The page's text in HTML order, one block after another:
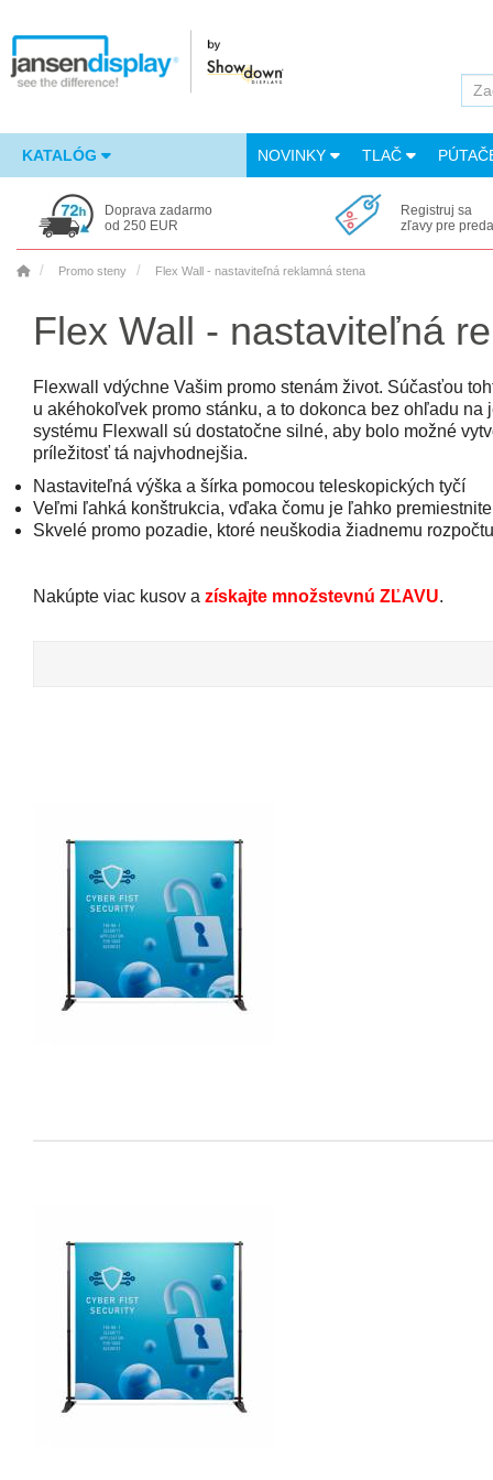
KATALÓG NOVINKY TLAČ
Doprava zadarmo
od 250 EUR
Registruj sa
zľavy pre
Promo steny Flex Wall - nastaviteľná reklamná stena
Flex Wall - nastaviteľná
Flexwall vdýchne Vašim promo stenám život. Súčasťou
u akéhokoľvek promo stánku, a to dokonca bez ohľadu
systému Flexwall sú dostatočne silné, aby bolo možné
príležitosť tá najvhodnejšia.
Nastaviteľná výška a šírka pomocou teleskopických tyčí
Veľmi ľahká konštrukcia, vďaka čomu je ľahko
Skvelé promo pozadie, ktoré neuškodia žiadnemu rozpočtu
Nakúpte viac kusov a získajte množstevnú ZĽAVU.